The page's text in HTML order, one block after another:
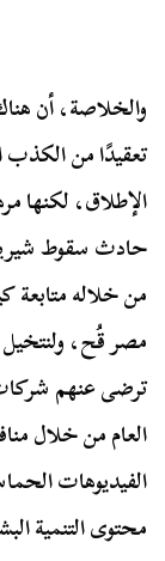
والخلاصة، أن
تعقيدًا من الكذب
الإطلاق، لكنها
حادث سقوط
من خلاله متابعة
مصر قُح،
ترضى عنهم
العام من خلال
الفيديوهات
محتوى التنمية